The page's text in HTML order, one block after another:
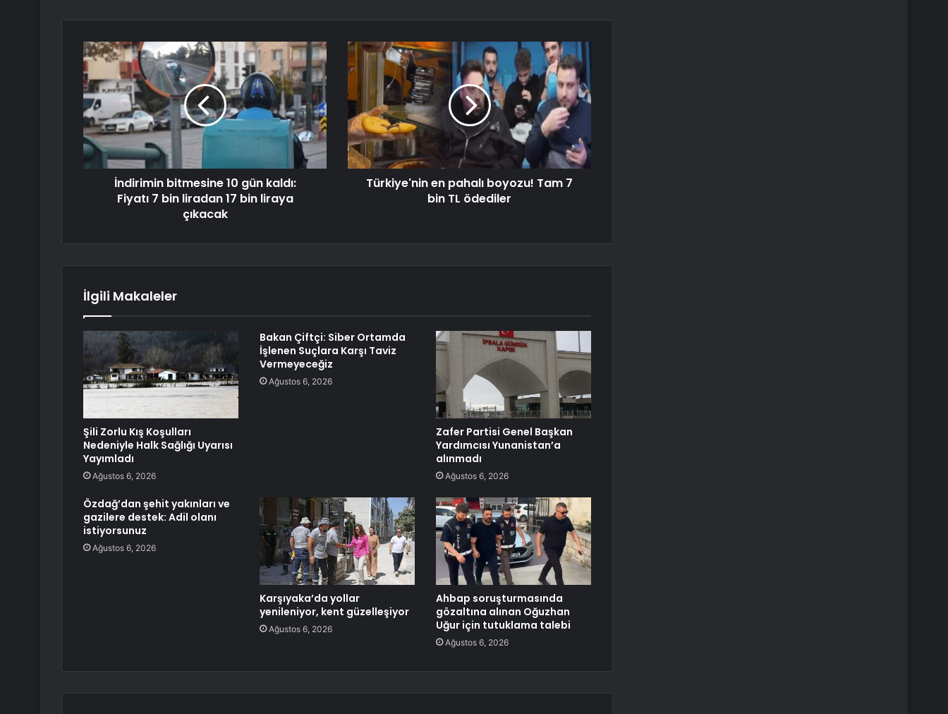
İndirimin bitmesine 10 gün kaldı:
Fiyatı 7 bin liradan 17 bin liraya
çıkacak
Türkiye'nin en pahalı boyozu! Tam 7
bin TL ödediler
İlgili Makaleler
Şili Zorlu Kış Koşulları
Nedeniyle Halk Sağlığı Uyarısı
Yayımladı
Ağustos 6, 2026
Bakan Çiftçi: Siber Ortamda
İşlenen Suçlara Karşı Taviz
Vermeyeceğiz
Ağustos 6, 2026
Zafer Partisi Genel Başkan
Yardımcısı Yunanistan’a
alınmadı
Ağustos 6, 2026
Özdağ’dan şehit yakınları ve
gazilere destek: Adil olanı
istiyorsunuz
Ağustos 6, 2026
Karşıyaka’da yollar
yenileniyor, kent güzelleşiyor
Ağustos 6, 2026
Ahbap soruşturmasında
gözaltına alınan Oğuzhan
Uğur için tutuklama talebi
Ağustos 6, 2026